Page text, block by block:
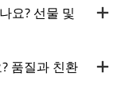
요? 선물 및
품질과 친환